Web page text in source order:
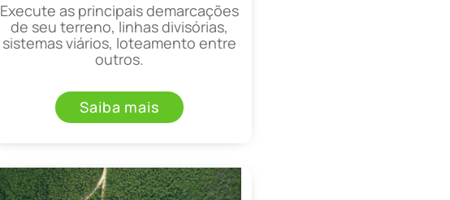
Execute as principais demarcações
de seu terreno, linhas divisórias,
sistemas viários, loteamento entre
outros.
Saiba mais